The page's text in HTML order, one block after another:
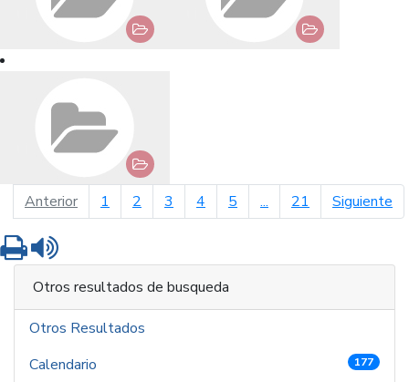
Anteriorpágina anterior
1 2 3 4 5 ... 21 Siguiente
Imprimir
Otros resultados de busqueda
Otros Resultados
Calendario
177